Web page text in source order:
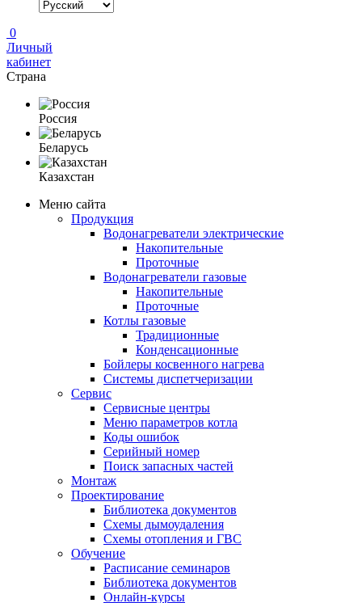
0
Личный
кабинет
Страна
Россия
Беларусь
Казахстан
Меню сайта
Продукция
Водонагреватели электрические
Накопительные
Проточные
Водонагреватели газовые
Накопительные
Проточные
Котлы газовые
Традиционные
Конденсационные
Бойлеры косвенного нагрева
Системы диспетчеризации
Сервис
Сервисные центры
Меню параметров котла
Коды ошибок
Серийный номер
Поиск запасных частей
Монтаж
Проектирование
Библиотека документов
Схемы дымоудаления
Схемы отопления и ГВС
Обучение
Расписание семинаров
Библиотека документов
Онлайн-курсы